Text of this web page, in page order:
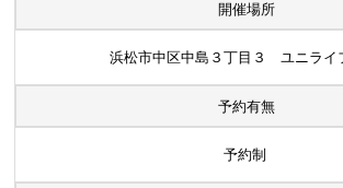
開催場所
浜松市中区中島３丁目３ ユニライ
予約有無
予約制